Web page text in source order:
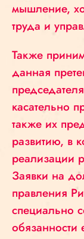
мышление,
труда и
Также
данная
касательно
также их
развитию, в
реализации
Заявки на
правления
специально
обязанности